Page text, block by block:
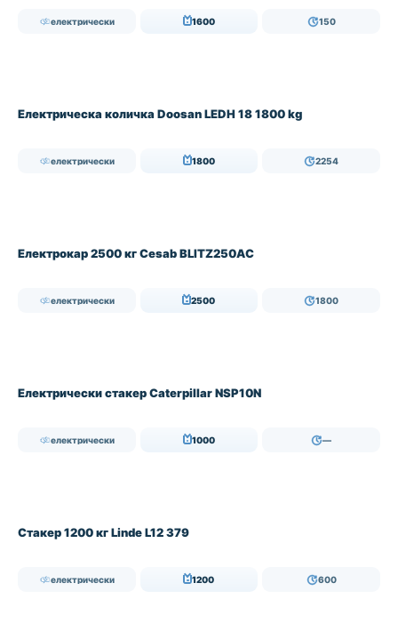
електрически 1600 150
Електрическа количка Doosan LEDH 18 1800 kg
електрически 1800 2254
Електрокар 2500 кг Cesab BLITZ250AC
електрически 2500 1800
Електрически стакер Caterpillar NSP10N
електрически 1000 —
Стакер 1200 кг Linde L12 379
електрически 1200 600